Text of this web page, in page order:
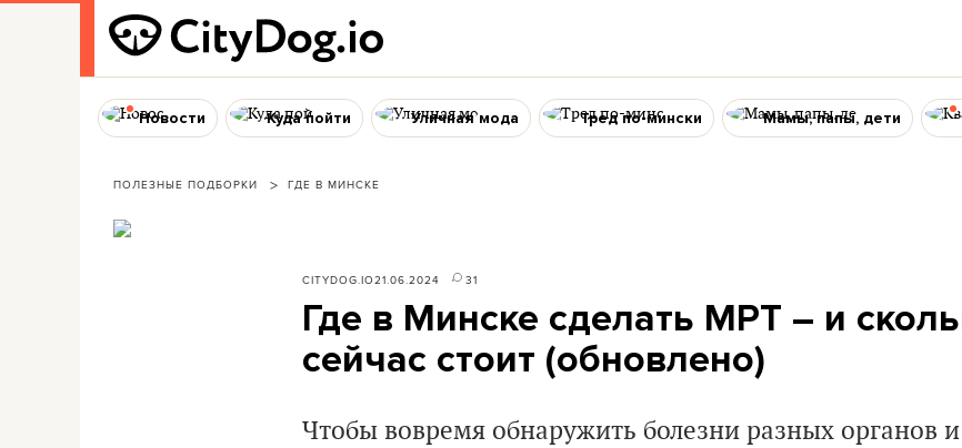
Новости Куда пойти Уличная мода Тред по-мински Мамы, папы, дети
ПОЛЕЗНЫЕ ПОДБОРКИ ГДЕ В МИНСКЕ
CITYDOG.IO21.06.2024 31
Где в Минске сделать МРТ – и
сейчас стоит (обновлено)
Чтобы вовремя обнаружить болезни разных органов